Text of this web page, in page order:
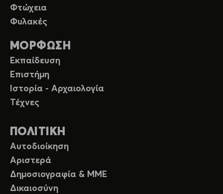
Φτώχεια
Φυλακές
ΜΟΡΦΩΣΗ
Εκπαίδευση
Επιστήμη
Ιστορία - Αρχαιολογία
Τέχνες
ΠΟΛΙΤΙΚΗ
Αυτοδιοίκηση
Αριστερά
Δημοσιογραφία & ΜΜΕ
Δικαιοσύνη